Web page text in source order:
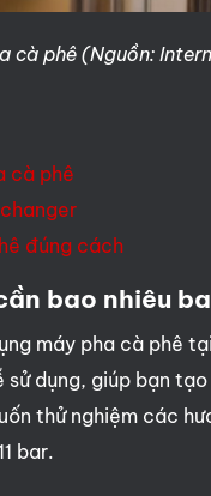
cà phê (Nguồn:
cà phê
đúng cách
bao nhiêu
máy pha cà phê
dụng, giúp bạn
thử nghiệm các
bar.